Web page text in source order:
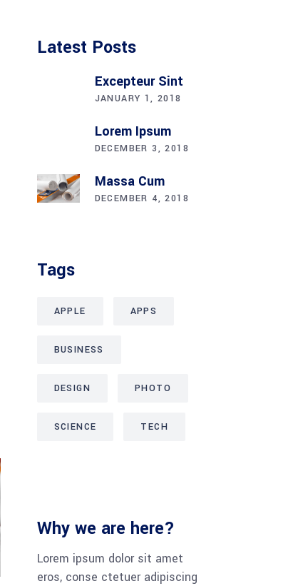
Latest Posts
Excepteur Sint
JANUARY 1, 2018
Lorem Ipsum
DECEMBER 3, 2018
Massa Cum
DECEMBER 4, 2018
Tags
APPLE APPS
BUSINESS
DESIGN PHOTO
SCIENCE TECH
Why we are here?
Lorem ipsum dolor sit amet
eros, conse ctetuer adipiscing